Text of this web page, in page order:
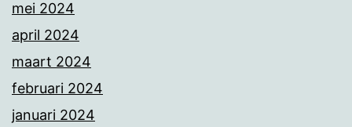
mei 2024
april 2024
maart 2024
februari 2024
januari 2024